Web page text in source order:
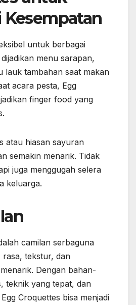
Kesempatan
untuk berbagai
menu sarapan,
lauk tambahan saat makan
acara pesta, Egg
finger food yang
atau hiasan sayuran
semakin menarik. Tidak
juga menggugah selera
keluarga.
camilan serbaguna
rasa, tekstur, dan
Dengan bahan-
teknik yang tepat, dan
Croquettes bisa menjadi